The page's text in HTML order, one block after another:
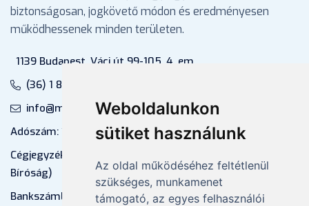
Weboldalunkon
sütiket használunk
Az oldal működéséhez feltétlenül
szükséges, munkamenet
támogató, az egyes felhasználói
biztonságosan, jogkövető módon és eredményesen
működhessenek minden területen.
1139 Budapest, Váci út 99-105. 4. em.
(36) 1 880 76 00
info@mprx.hu
Adószám: 13598145-2-41
Cégjegyzékszám: 01-09-883770 (Fővárosi
Bíróság)
Bankszámlaszám: CIB Bank, 10700581-